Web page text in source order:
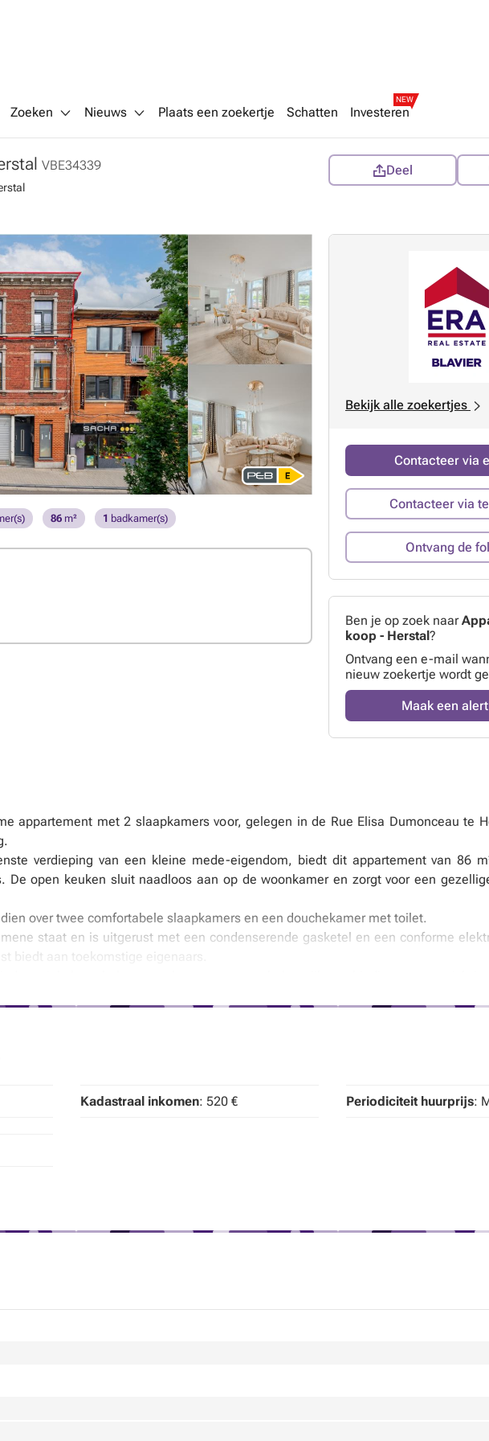
Zoeken Nieuws Plaats een zoekertje Schatten Investeren
NEW
VBE34339 Deel
86 m² 1 badkamer(s)
Bekijk alle zoekertjes
Contacteer via
Contacteer via
Ontvang de
Ben je op zoek naar
koop - Herstal?
Ontvang een e-mail
nieuw zoekertje wordt
Maak een
appartement met 2 slaapkamers voor, gelegen in de Rue Elisa Dumonceau te
verdieping van een kleine mede-eigendom, biedt dit appartement van 86
De open keuken sluit naadloos aan op de woonkamer en zorgt voor een
over twee comfortabele slaapkamers en een douchekamer met toilet.
staat en is uitgerust met een condenserende gasketel en een conforme
biedt aan toekomstige eigenaars.
voor om al dan niet te verkopen. Indien hij beslist te verkopen, is hij niet verplicht
Kadastraal inkomen: 520 € Periodiciteit huurprijs: